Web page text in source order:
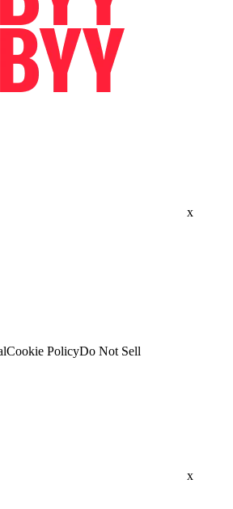
x
Cookie PolicyDo Not Sell
x